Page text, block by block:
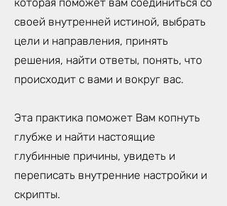
своей внутренней истиной, выбрать
цели и направления, принять
решения, найти ответы, понять, что
происходит с вами и вокруг вас.
Эта практика поможет Вам копнуть
глубже и найти настоящие
глубинные причины, увидеть и
переписать внутренние настройки и
скрипты.